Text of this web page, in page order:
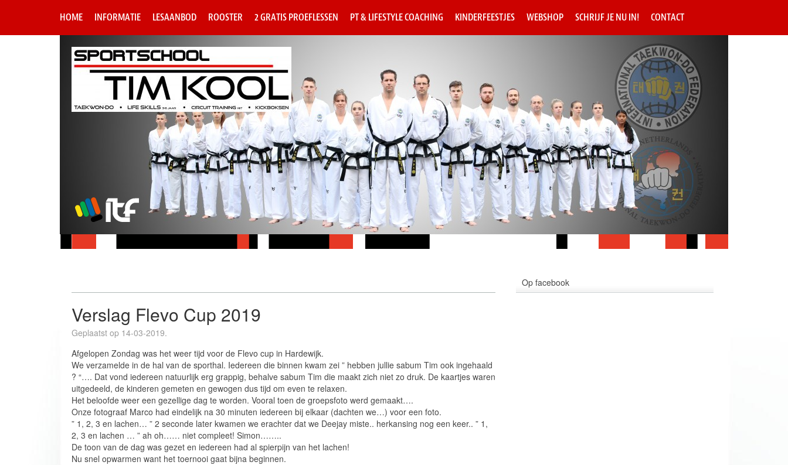
HOME INFORMATIE LESAANBOD ROOSTER 2 GRATIS PROEFLESSEN PT & LIFESTYLE COACHING KINDERFEESTJES WEBSHOP SCHRIJF JE NU IN! CONTACT
Verslag Flevo Cup 2019
Geplaatst op 14-03-2019.
Afgelopen Zondag was het weer tijd voor de Flevo cup in Hardewijk.
We verzamelde in de hal van de sporthal. Iedereen die binnen kwam zei ” hebben jullie sabum Tim ook ingehaald
? “…. Dat vond iedereen natuurlijk erg grappig, behalve sabum Tim die maakt zich niet zo druk. De kaartjes waren
uitgedeeld, de kinderen gemeten en gewogen dus tijd om even te relaxen.
Het beloofde weer een gezellige dag te worden. Vooral toen de groepsfoto werd gemaakt….
Onze fotograaf Marco had eindelijk na 30 minuten iedereen bij elkaar (dachten we…) voor een foto.
” 1, 2, 3 en lachen… ” 2 seconde later kwamen we erachter dat we Deejay miste.. herkansing nog een keer.. ” 1,
2, 3 en lachen … ” ah oh…… niet compleet! Simon……..
De toon van de dag was gezet en iedereen had al spierpijn van het lachen!
Nu snel opwarmen want het toernooi gaat bijna beginnen.
Op facebook